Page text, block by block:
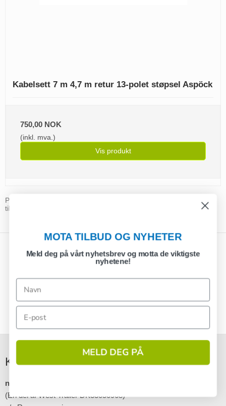
Kabelsett 7 m 4,7 m retur 13-polet støpsel Aspöck
750,00 NOK
(inkl. mva.)
Vis produkt
Plugg til Tiki tilhenger | Stik til Tiki tilhenger | Kabelsett til Tiki
tilhenger | Kabel til Tiki tilhenger | Kabler til Tiki tilhenger |
Kontakt
nettotrailer.no
(En del af West Trailer DK33050968)
MOTA TILBUD OG NYHETER
Meld deg på vårt nyhetsbrev og motta de viktigste
nyhetene!
MELD DEG PÅ